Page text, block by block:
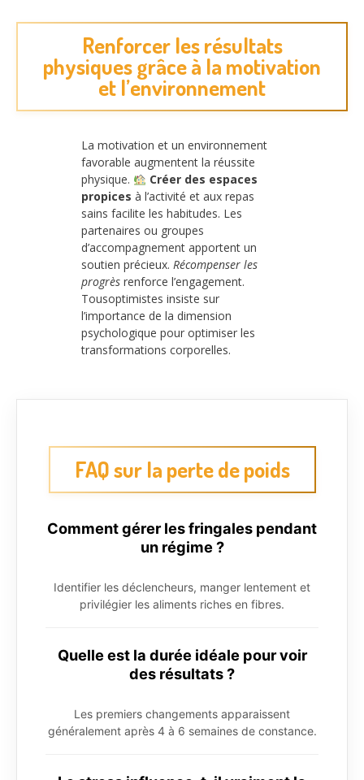
Renforcer les résultats
physiques grâce à la motivation
et l’environnement
La motivation et un environnement
favorable augmentent la réussite
physique.
Créer des espaces
propices à l’activité et aux repas
sains facilite les habitudes. Les
partenaires ou groupes
d’accompagnement apportent un
soutien précieux. Récompenser les
progrès renforce l’engagement.
Tousoptimistes insiste sur
l’importance de la dimension
psychologique pour optimiser les
transformations corporelles.
FAQ sur la perte de poids
Comment gérer les fringales pendant
un régime ?
Identifier les déclencheurs, manger lentement et
privilégier les aliments riches en fibres.
Quelle est la durée idéale pour voir
des résultats ?
Les premiers changements apparaissent
généralement après 4 à 6 semaines de constance.